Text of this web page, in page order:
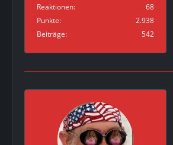
Reaktionen
68
Punkte
2.938
Beiträge
542